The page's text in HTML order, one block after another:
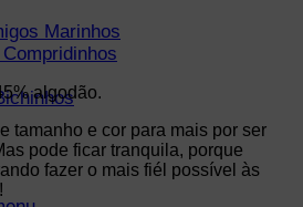
●
Marinhos
algodão.
tamanho e cor para mais por ser
pode ficar tranquila, porque
fazer o mais fiél possível às